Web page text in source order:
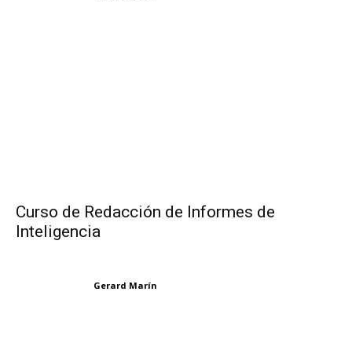
Curso de Redacción de Informes de
Inteligencia
Gerard Marín